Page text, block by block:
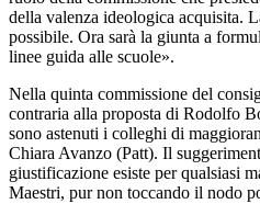
della valenza ideologica acquisita.
possibile. Ora sarà la giunta a
linee guida alle scuole».
Nella quinta commissione del
contraria alla proposta di Rodolfo
sono astenuti i colleghi di
Chiara Avanzo (Patt). Il
giustificazione esiste per qualsiasi
Maestri, pur non toccando il nodo